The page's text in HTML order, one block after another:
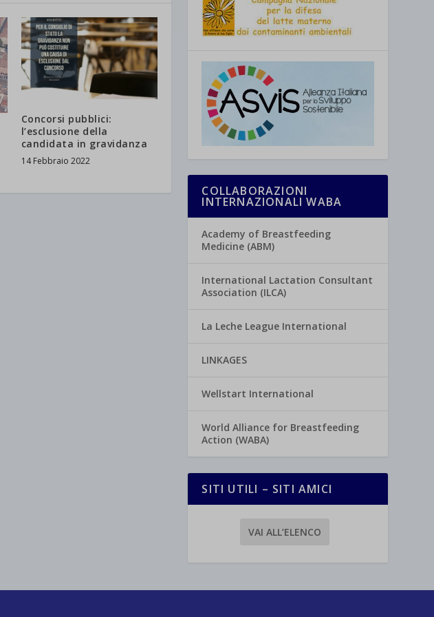
Concorsi pubblici:
l’esclusione della
candidata in gravidanza
14 Febbraio 2022
COLLABORAZIONI
INTERNAZIONALI WABA
Academy of Breastfeeding
Medicine (ABM)
International Lactation Consultant
Association (ILCA)
La Leche League International
LINKAGES
Wellstart International
World Alliance for Breastfeeding
Action (WABA)
SITI UTILI – SITI AMICI
VAI ALL’ELENCO